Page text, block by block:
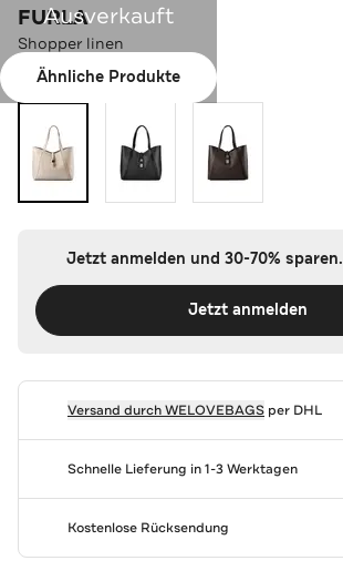
Ausverkauft
Ähnliche Produkte
FURLA
Shopper linen
Farbe:linen
Jetzt anmelden und 30-70% sparen.
Jetzt anmelden
Versand durchWELOVEBAGSper DHL
Schnelle Lieferung in 1-3 Werktagen
Kostenlose Rücksendung